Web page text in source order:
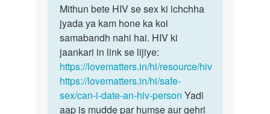
to
Kiya
HIV
hone
par
usko
Sex…
by
Mithun
bete
HIV
se
sex
ki…
Mithun bete HIV se sex ki ichchha
jyada ya kam hone ka koi
samabandh nahi hai. HIV ki
jaankari in link se lijiye:
https://lovematters.in/hi/resource/hiv
https://lovematters.in/hi/safe-
sex/can-i-date-an-hiv-person Yadi
aap is mudde par humse aur gehri